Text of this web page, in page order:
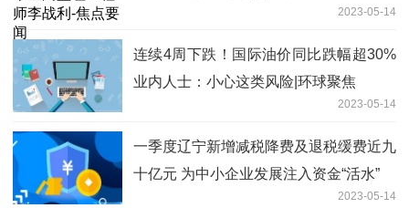
2023-05-14
连续4周下跌！国际油价同比跌幅超30%
业内人士：小心这类风险|环球聚焦
2023-05-14
一季度辽宁新增减税降费及退税缓费近九
十亿元 为中小企业发展注入资金“活水”
2023-05-14